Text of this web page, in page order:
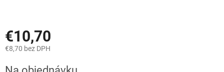
€10,70
€8,70 bez DPH